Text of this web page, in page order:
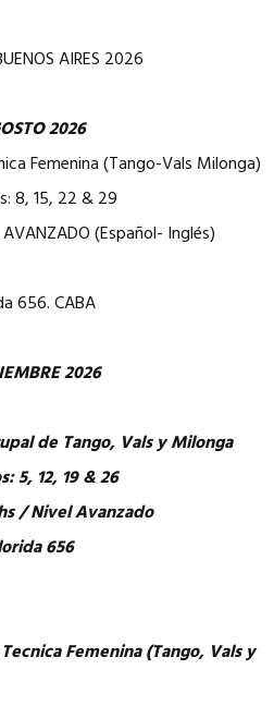
AIRES 2026
2026
Femenina (Tango-Vals Milonga)
8, 15, 22 & 29
AVANZADO (Español- Inglés)
656. CABA
2026
de Tango, Vals y Milonga
5, 12, 19 & 26
/ Nivel Avanzado
656
Femenina (Tango, Vals y